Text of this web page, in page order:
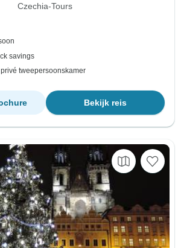
Czechia-Tours
savings
tweepersoonskamer
Bekijk reis